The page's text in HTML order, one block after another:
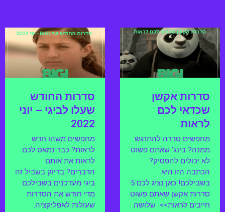
סדרות אקשן
שכדאי לכם
לראות
מחפשים סדרה להתרגש
ממנה? בינג' שאתם פשוט
לא יכולים להפסיק?
הכתבה הזו היא
בשבילכם! כאן נציג לכם 5
סדרות אקשן שאתם פשוט
חייבים לראות>> שלושה
סדרות החודש
שעלו לביגי – יוני
2022
מחפשים משהו חדש
לראות? כבר נמאס לכם
לראות את אותם
הדברים? בדיוק בשביל זה
ביגי מעדכנים בשבילכם
מדי חודש את הסדרות
שעולות לאפליקציה.